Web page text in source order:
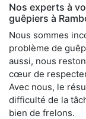
Nos experts à
guêpiers à
Nous sommes
problème de
aussi, nous
cœur de
Avec nous, le
difficulté de la
bien de frelons.